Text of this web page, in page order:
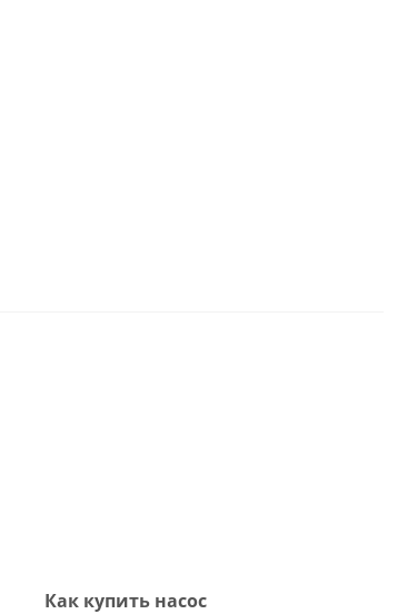
Как купить насос